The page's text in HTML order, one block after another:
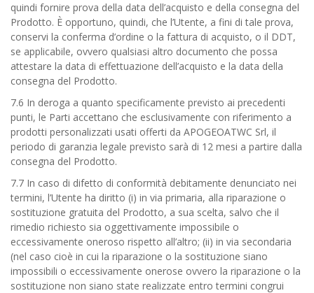
quindi fornire prova della data dell’acquisto e della consegna del
Prodotto. È opportuno, quindi, che l’Utente, a fini di tale prova,
conservi la conferma d’ordine o la fattura di acquisto, o il DDT,
se applicabile, ovvero qualsiasi altro documento che possa
attestare la data di effettuazione dell’acquisto e la data della
consegna del Prodotto.
7.6 In deroga a quanto specificamente previsto ai precedenti
punti, le Parti accettano che esclusivamente con riferimento a
prodotti personalizzati usati offerti da APOGEOATWC Srl, il
periodo di garanzia legale previsto sarà di 12 mesi a partire dalla
consegna del Prodotto.
7.7 In caso di difetto di conformità debitamente denunciato nei
termini, l’Utente ha diritto (i) in via primaria, alla riparazione o
sostituzione gratuita del Prodotto, a sua scelta, salvo che il
rimedio richiesto sia oggettivamente impossibile o
eccessivamente oneroso rispetto all’altro; (ii) in via secondaria
(nel caso cioè in cui la riparazione o la sostituzione siano
impossibili o eccessivamente onerose ovvero la riparazione o la
sostituzione non siano state realizzate entro termini congrui